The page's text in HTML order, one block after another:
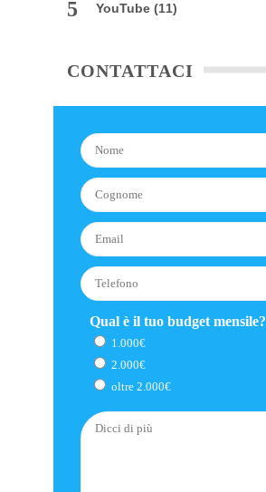
YouTube (11)
CONTATTACI
Qual è il tuo budget mensile?
1.000€
2.000€
oltre 2.000€